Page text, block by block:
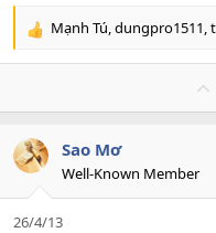
R
t
i
o
n
s
:
Mạnh Tú,dungpro1511,
Sao Mơ
Well-Known Member
26/4/13